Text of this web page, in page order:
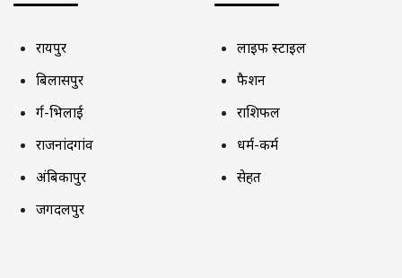
रायपुर
बिलासपुर
दुर्ग-भिलाई
राजनांदगांव
अंबिकापुर
जगदलपुर
लाइफ स्टाइल
फैशन
राशिफल
धर्म-कर्म
सेहत